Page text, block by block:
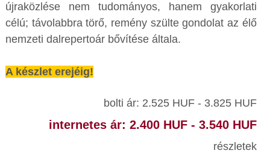
újraközlése nem tudományos, hanem gyakorlati
célú; távolabbra törő, remény szülte gondolat az élő
nemzeti dalrepertoár bővítése általa.
A készlet erejéig!
bolti ár: 2.525 HUF - 3.825 HUF
internetes ár: 2.400 HUF - 3.540 HUF
részletek